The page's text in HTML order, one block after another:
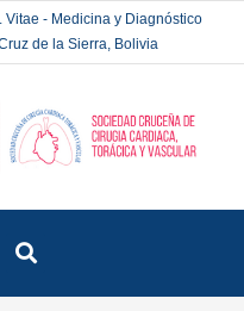
Vitae - Medicina y Diagnóstico
de la Sierra, Bolivia